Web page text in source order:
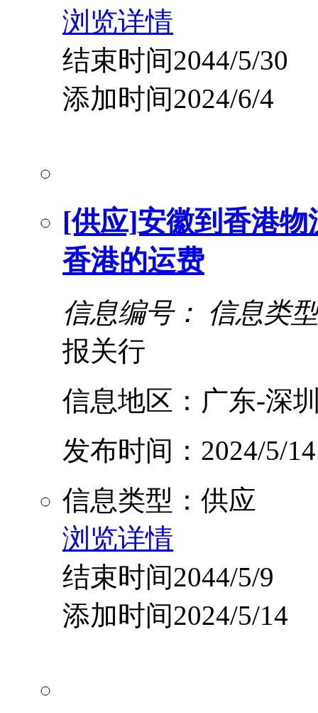
浏览详情
结束时间2044/5/30
添加时间2024/6/4
[供应]安徽到香港
香港的运费
信息编号： 信息类
报关行
信息地区：广东-深
发布时间：2024/5/14
信息类型：供应
浏览详情
结束时间2044/5/9
添加时间2024/5/14